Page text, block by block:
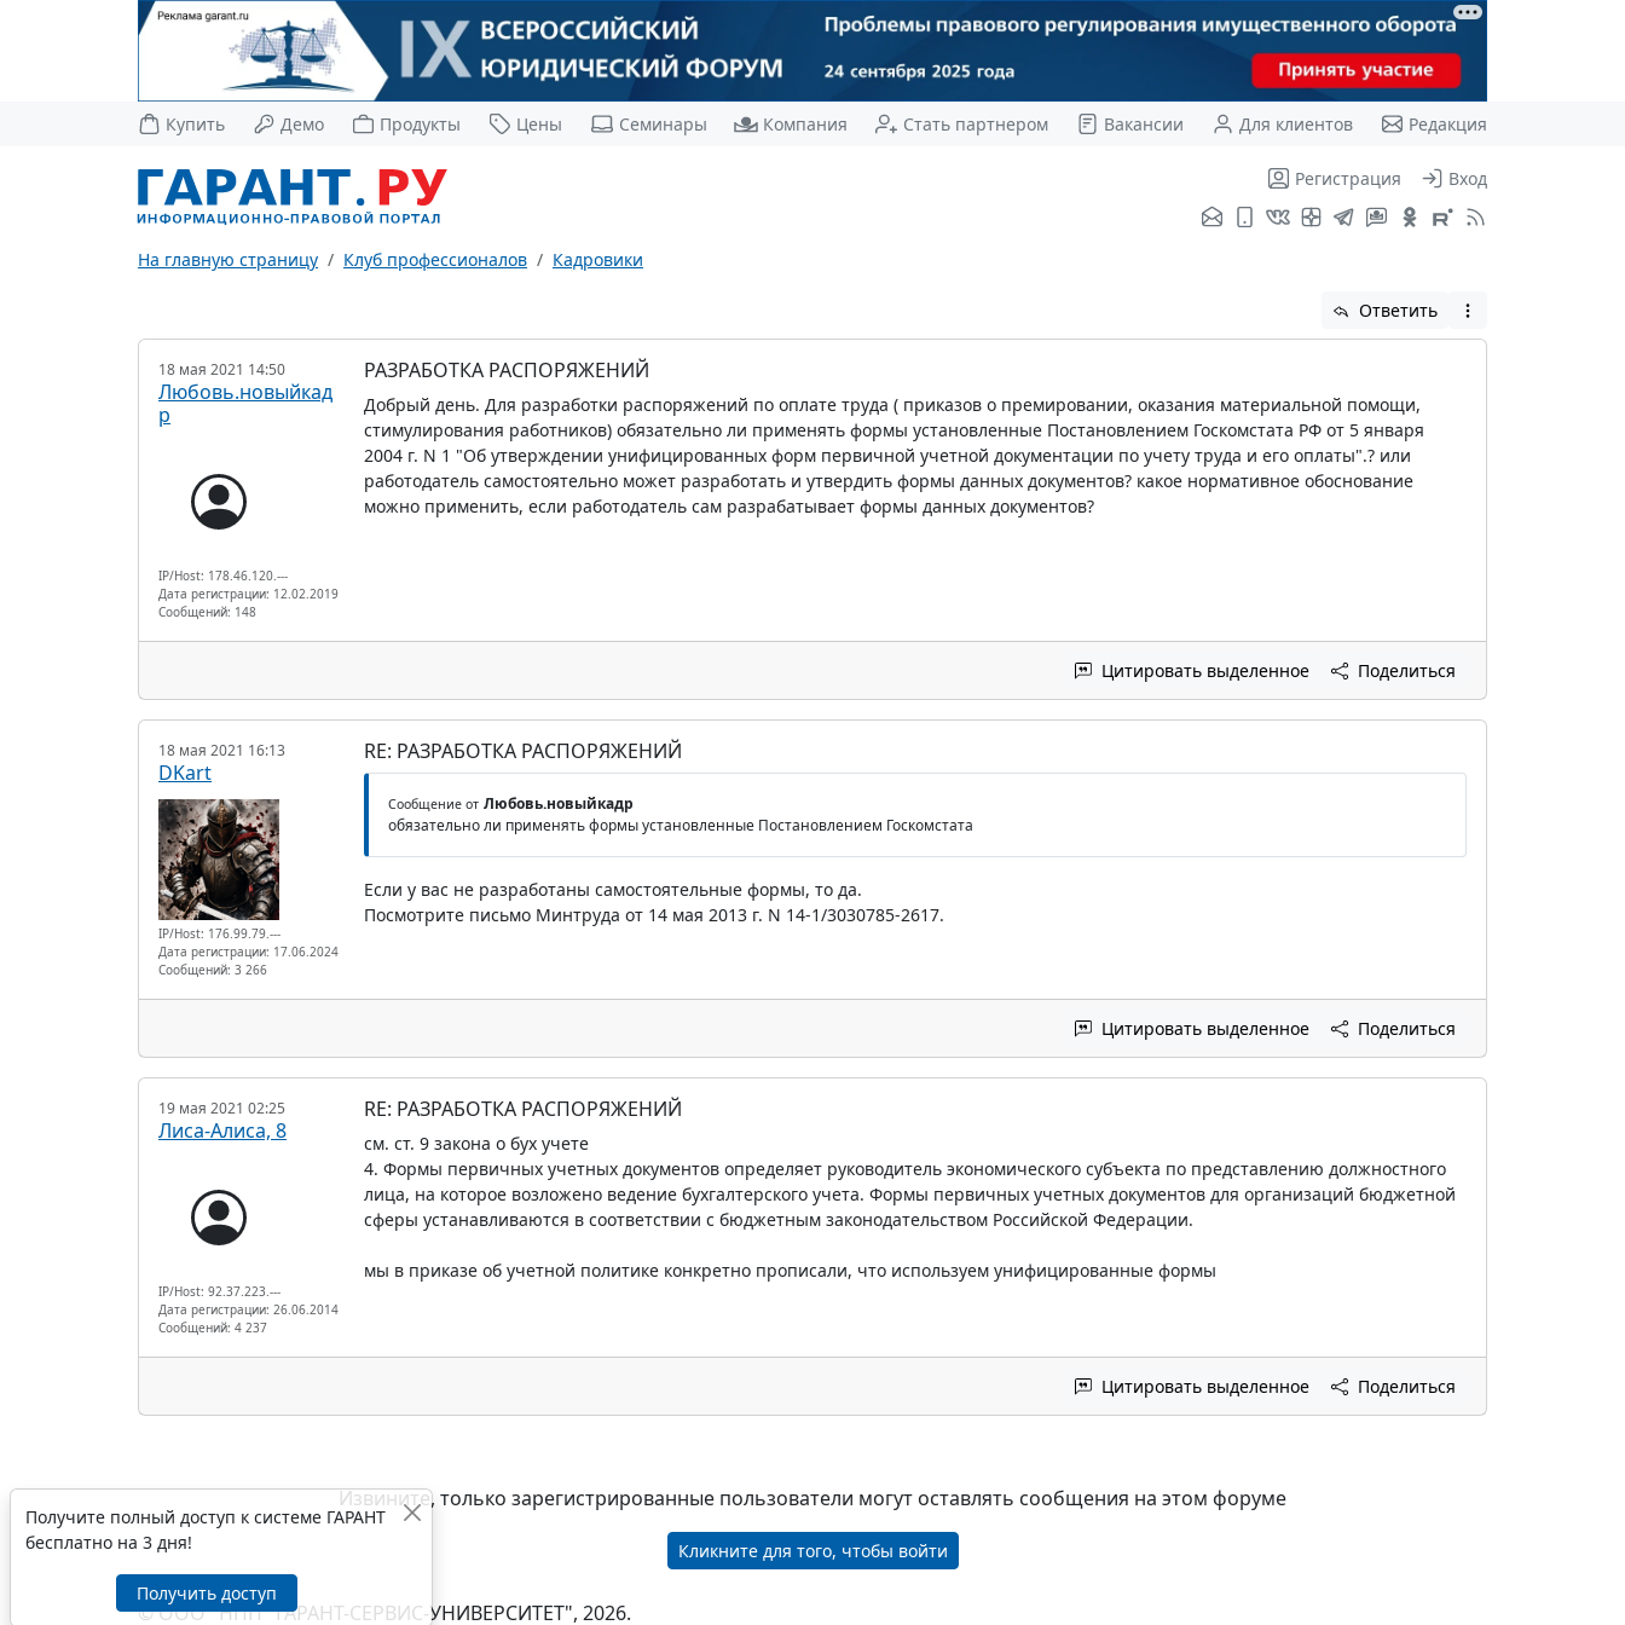
Купить Демо Продукты Цены Семинары Компания Стать партнером Вакансии Для клиентов Редакция
Регистрация Вход
На главную страницу Клуб профессионалов Кадровики
Ответить
18 мая 2021 14:50
Любовь.новыйкад
р
IP/Host: 178.46.120.---
Дата регистрации: 12.02.2019
Сообщений: 148
РАЗРАБОТКА РАСПОРЯЖЕНИЙ
Добрый день. Для разработки распоряжений по оплате труда ( приказов о премировании, оказания материальной помощи,
стимулирования работников) обязательно ли применять формы установленные Постановлением Госкомстата РФ от 5 января
2004 г. N 1 "Об утверждении унифицированных форм первичной учетной документации по учету труда и его оплаты".? или
работодатель самостоятельно может разработать и утвердить формы данных документов? какое нормативное обоснование
можно применить, если работодатель сам разрабатывает формы данных документов?
Цитировать выделенное Поделиться
18 мая 2021 16:13
DKart
IP/Host: 176.99.79.---
Дата регистрации: 17.06.2024
Сообщений: 3 266
RE: РАЗРАБОТКА РАСПОРЯЖЕНИЙ
Сообщение от Любовь.новыйкадр
обязательно ли применять формы установленные Постановлением Госкомстата
Если у вас не разработаны самостоятельные формы, то да.
Посмотрите письмо Минтруда от 14 мая 2013 г. N 14-1/3030785-2617.
Цитировать выделенное Поделиться
19 мая 2021 02:25
Лиса-Алиса, 8
IP/Host: 92.37.223.---
Дата регистрации: 26.06.2014
Сообщений: 4 237
RE: РАЗРАБОТКА РАСПОРЯЖЕНИЙ
см. ст. 9 закона о бух учете
4. Формы первичных учетных документов определяет руководитель экономического субъекта по представлению должностного
лица, на которое возложено ведение бухгалтерского учета. Формы первичных учетных документов для организаций бюджетной
сферы устанавливаются в соответствии с бюджетным законодательством Российской Федерации.
мы в приказе об учетной политике конкретно прописали, что используем унифицированные формы
Цитировать выделенное Поделиться
Извините, только зарегистрированные пользователи могут оставлять сообщения на этом форуме
Кликните для того, чтобы войти
© ООО "НПП "ГАРАНТ-СЕРВИС-УНИВЕРСИТЕТ", 2026.
Получите полный доступ к системе ГАРАНТ
бесплатно на 3 дня!
Получить доступ